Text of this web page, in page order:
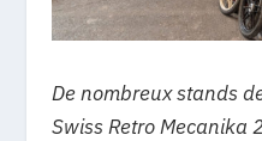
De nombreux stands
Swiss Retro Mecanika